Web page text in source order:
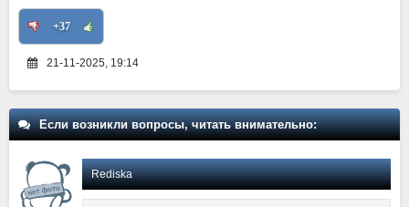
+37
21-11-2025, 19:14
Если возникли вопросы, читать внимательно:
Rediska